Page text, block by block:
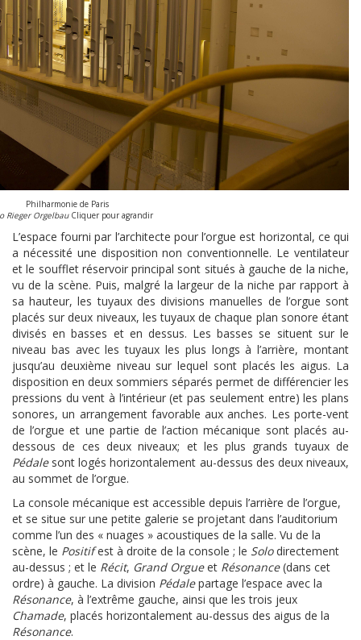
Philharmonie de Paris
Rieger OrgelbauCliquer pour agrandir
L’espace fourni par l’architecte pour l’orgue est horizontal, ce qui
a nécessité une disposition non conventionnelle. Le ventilateur
et le soufflet réservoir principal sont situés à gauche de la niche,
vu de la scène. Puis, malgré la largeur de la niche par rapport à
sa hauteur, les tuyaux des divisions manuelles de l’orgue sont
placés sur deux niveaux, les tuyaux de chaque plan sonore étant
divisés en basses et en dessus. Les basses se situent sur le
niveau bas avec les tuyaux les plus longs à l’arrière, montant
jusqu’au deuxième niveau sur lequel sont placés les aigus. La
disposition en deux sommiers séparés permet de différencier les
pressions du vent à l’intérieur (et pas seulement entre) les plans
sonores, un arrangement favorable aux anches. Les porte-vent
de l’orgue et une partie de l’action mécanique sont placés au-
dessous de ces deux niveaux; et les plus grands tuyaux de
Pédalesont logés horizontalement au-dessus des deux niveaux,
au sommet de l’orgue.
La console mécanique est accessible depuis l’arrière de l’orgue,
et se situe sur une petite galerie se projetant dans l’auditorium
comme l’un des « nuages » acoustiques de la salle. Vu de la
scène, le Positifest à droite de la console ; le Solodirectement
au-dessus ; et le Récit, Grand Orgueet Résonance(dans cet
ordre) à gauche. La division Pédalepartage l’espace avec la
Résonance, à l’extrême gauche, ainsi que les trois jeux
Chamade, placés horizontalement au-dessus des aigus de la
Résonance.